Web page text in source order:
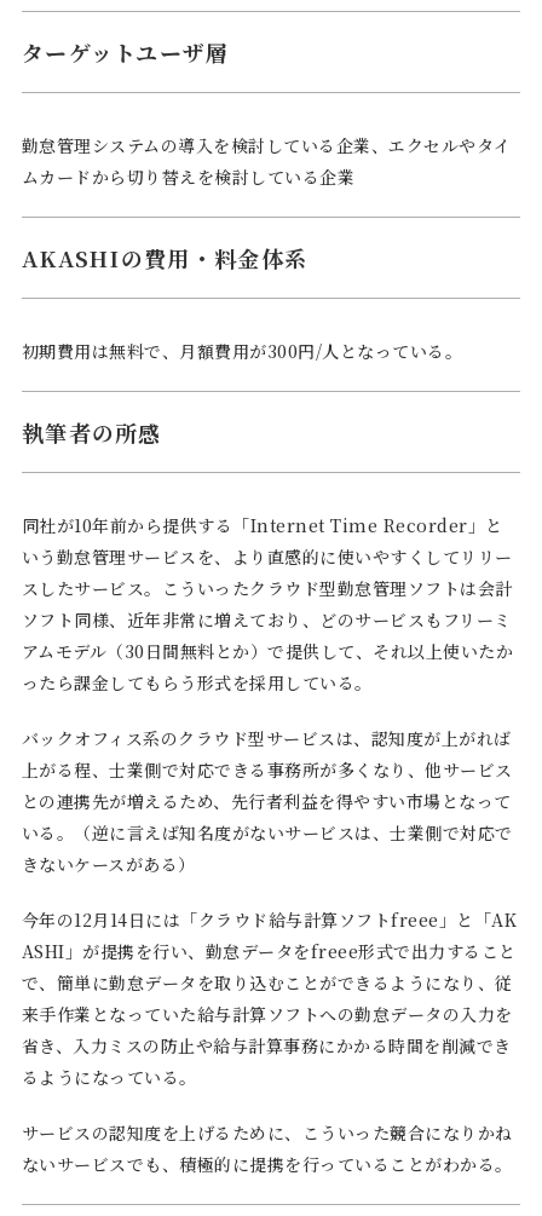
ターゲットユーザ層
勤怠管理システムの導入を検討している企業、エクセルやタイ
ムカードから切り替えを検討している企業
AKASHIの費用・料金体系
初期費用は無料で、月額費用が300円/人となっている。
執筆者の所感
同社が10年前から提供する「Internet Time Recorder」と
いう勤怠管理サービスを、より直感的に使いやすくしてリリー
スしたサービス。こういったクラウド型勤怠管理ソフトは会計
ソフト同様、近年非常に増えており、どのサービスもフリーミ
アムモデル（30日間無料とか）で提供して、それ以上使いたか
ったら課金してもらう形式を採用している。
バックオフィス系のクラウド型サービスは、認知度が上がれば
上がる程、士業側で対応できる事務所が多くなり、他サービス
との連携先が増えるため、先行者利益を得やすい市場となって
いる。（逆に言えば知名度がないサービスは、士業側で対応で
きないケースがある）
今年の12月14日には「クラウド給与計算ソフトfreee」と「AK
ASHI」が提携を行い、勤怠データをfreee形式で出力すること
で、簡単に勤怠データを取り込むことができるようになり、従
来手作業となっていた給与計算ソフトへの勤怠データの入力を
省き、入力ミスの防止や給与計算事務にかかる時間を削減でき
るようになっている。
サービスの認知度を上げるために、こういった競合になりかね
ないサービスでも、積極的に提携を行っていることがわかる。